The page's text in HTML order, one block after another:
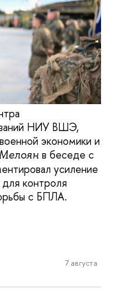
НИУ ВШЭ,
экономики и
в беседе с
усиление
контроля
с БПЛА.
7 августа